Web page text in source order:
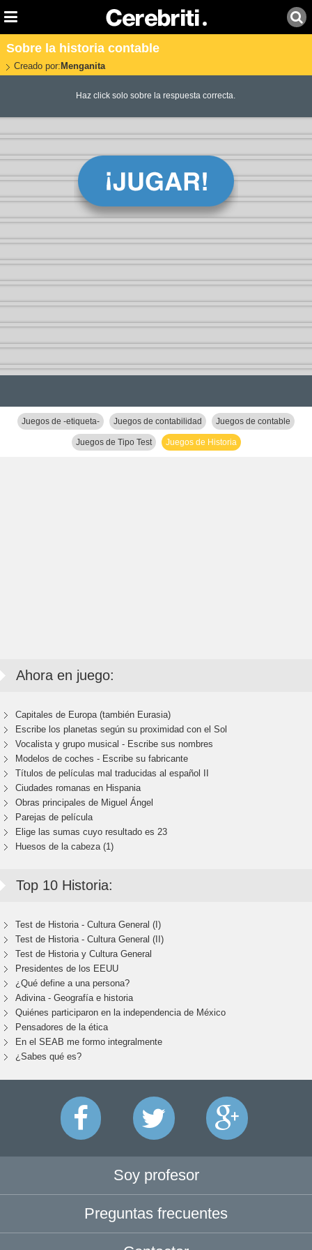
Sobre la historia contable
Creado por: Menganita
Haz click solo sobre la respuesta correcta.
Juegos de -etiqueta- Juegos de contabilidad Juegos de contable
Juegos de Tipo Test Juegos de Historia
Ahora en juego:
Capitales de Europa (también Eurasia)
Escribe los planetas según su proximidad con el Sol
Vocalista y grupo musical - Escribe sus nombres
Modelos de coches - Escribe su fabricante
Títulos de películas mal traducidas al español II
Ciudades romanas en Hispania
Obras principales de Miguel Ángel
Parejas de película
Elige las sumas cuyo resultado es 23
Huesos de la cabeza (1)
Top 10 Historia:
Test de Historia - Cultura General (I)
Test de Historia - Cultura General (II)
Test de Historia y Cultura General
Presidentes de los EEUU
¿Qué define a una persona?
Adivina - Geografía e historia
Quiénes participaron en la independencia de México
Pensadores de la ética
En el SEAB me formo integralmente
¿Sabes qué es?
Soy profesor
Preguntas frecuentes